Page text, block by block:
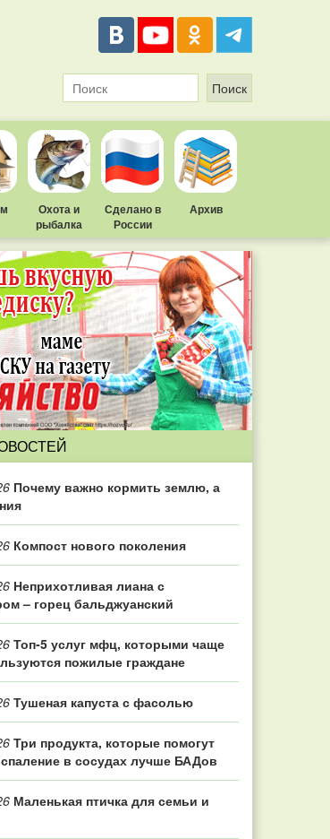
Охота и
рыбалка
Сделано в
России
Архив
Почему важно кормить землю, а
Компост нового поколения
Неприхотливая лиана с
– горец бальджуанский
Топ‑5 услуг мфц, которыми чаще
пожилые граждане
Тушеная капуста с фасолью
Три продукта, которые помогут
в сосудах лучше БАДов
Маленькая птичка для семьи и